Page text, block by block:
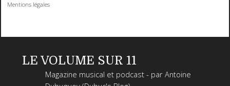
Mentions légales
LE VOLUME SUR 11
Magazine musical et podcast - par Antoine